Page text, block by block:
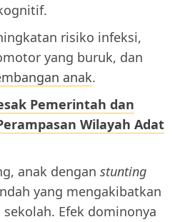
risiko infeksi,
yang buruk, dan
anak.
Pemerintah dan
Wilayah Adat
anak dengan stunting
yang mengakibatkan
Efek dominonya